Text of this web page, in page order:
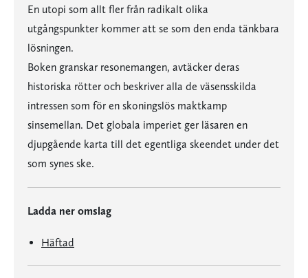
En utopi som allt fler från radikalt olika
utgångspunkter kommer att se som den enda tänkbara
lösningen.
Boken granskar resonemangen, avtäcker deras
historiska rötter och beskriver alla de väsensskilda
intressen som för en skoningslös maktkamp
sinsemellan. Det globala imperiet ger läsaren en
djupgående karta till det egentliga skeendet under det
som synes ske.
Ladda ner omslag
Häftad